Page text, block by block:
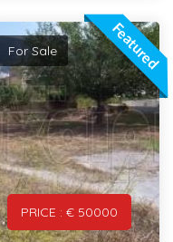
Featured
PRICE : € 50000
For Sale